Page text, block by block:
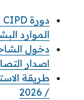
الموارد
اصدار
/ 2026